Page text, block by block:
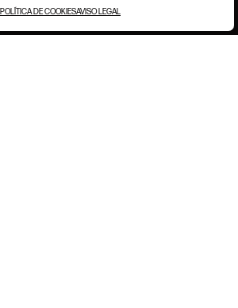
POLÍTICA DE COOKIESAVISO LEGAL